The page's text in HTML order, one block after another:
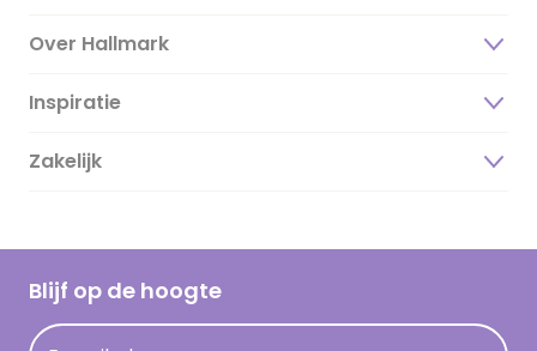
Over Hallmark
Over ons
Duurzaamheid
Hallmark Kaartclub
Acties
Inspiratie
Magazine
Cadeau inspiratie
Kaartinspiratie
Zakelijk
Blijf op de hoogte